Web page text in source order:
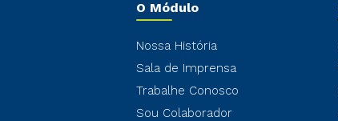
O Módulo
Nossa História
Sala de Imprensa
Trabalhe Conosco
Sou Colaborador